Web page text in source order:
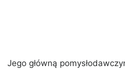
Jego główną